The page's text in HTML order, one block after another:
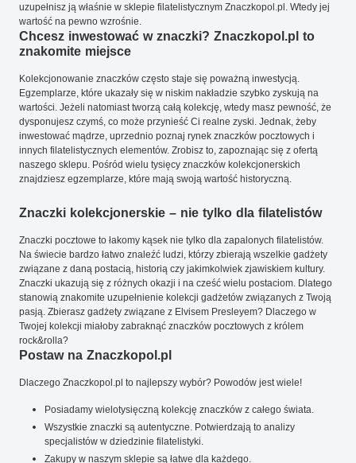
uzupełnisz ją właśnie w sklepie filatelistycznym Znaczkopol.pl. Wtedy jej
wartość na pewno wzrośnie.
Chcesz inwestować w znaczki? Znaczkopol.pl to
znakomite miejsce
Kolekcjonowanie znaczków często staje się poważną inwestycją.
Egzemplarze, które ukazały się w niskim nakładzie szybko zyskują na
wartości. Jeżeli natomiast tworzą całą kolekcję, wtedy masz pewność, że
dysponujesz czymś, co może przynieść Ci realne zyski. Jednak, żeby
inwestować mądrze, uprzednio poznaj rynek znaczków pocztowych i
innych filatelistycznych elementów. Zrobisz to, zapoznając się z ofertą
naszego sklepu. Pośród wielu tysięcy znaczków kolekcjonerskich
znajdziesz egzemplarze, które mają swoją wartość historyczną.
Znaczki kolekcjonerskie – nie tylko dla filatelistów
Znaczki pocztowe to łakomy kąsek nie tylko dla zapalonych filatelistów.
Na świecie bardzo łatwo znaleźć ludzi, którzy zbierają wszelkie gadżety
związane z daną postacią, historią czy jakimkolwiek zjawiskiem kultury.
Znaczki ukazują się z różnych okazji i na cześć wielu postaciom. Dlatego
stanowią znakomite uzupełnienie kolekcji gadżetów związanych z Twoją
pasją. Zbierasz gadżety związane z Elvisem Presleyem? Dlaczego w
Twojej kolekcji miałoby zabraknąć znaczków pocztowych z królem
rock&rolla?
Postaw na Znaczkopol.pl
Dlaczego Znaczkopol.pl to najlepszy wybór? Powodów jest wiele!
Posiadamy wielotysięczną kolekcję znaczków z całego świata.
Wszystkie znaczki są autentyczne. Potwierdzają to analizy
specjalistów w dziedzinie filatelistyki.
Zakupy w naszym sklepie są łatwe dla każdego.